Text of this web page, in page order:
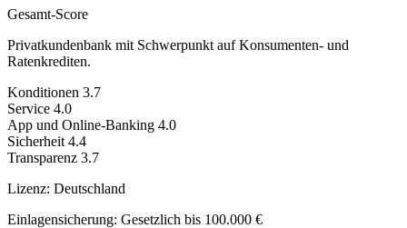
Gesamt-Score
Privatkundenbank mit Schwerpunkt auf Konsumenten- und
Ratenkrediten.
Konditionen 3.7
Service 4.0
App und Online-Banking 4.0
Sicherheit 4.4
Transparenz 3.7
Lizenz: Deutschland
Einlagensicherung: Gesetzlich bis 100.000 €